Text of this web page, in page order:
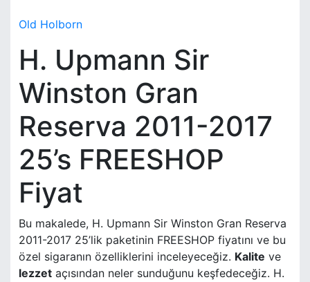
Old Holborn
H. Upmann Sir
Winston Gran
Reserva 2011-2017
25’s FREESHOP
Fiyat
Bu makalede, H. Upmann Sir Winston Gran Reserva
2011-2017 25’lik paketinin FREESHOP fiyatını ve bu
özel sigaranın özelliklerini inceleyeceğiz. Kalite ve
lezzet açısından neler sunduğunu keşfedeceğiz. H.